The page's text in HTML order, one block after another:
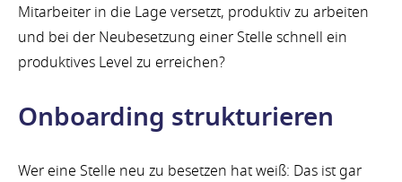
Mitarbeiter in die Lage versetzt, produktiv zu arbeiten
und bei der Neubesetzung einer Stelle schnell ein
produktives Level zu erreichen?
Onboarding strukturieren
Wer eine Stelle neu zu besetzen hat weiß: Das ist gar